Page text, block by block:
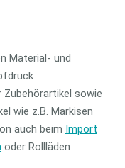
Material- und
sowie
wie z.B. Markisen
auch beim Import
oder Rollläden